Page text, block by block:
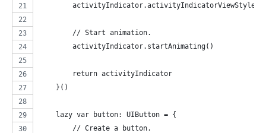
activityIndicator.activityIndicatorViewStyle
        // Start animation.
        activityIndicator.startAnimating()
        return activityIndicator
    }()
    lazy var button: UIButton = {
        // Create a button.